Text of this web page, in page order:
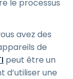
le processus
avez des
de
peut être un
d’utiliser une